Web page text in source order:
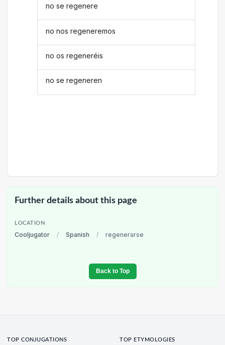
no se regenere
no nos regeneremos
no os regeneréis
no se regeneren
Further details about this page
LOCATION
Cooljugator / Spanish / regenerarse
Back to Top
TOP CONJUGATIONS TOP ETYMOLOGIES